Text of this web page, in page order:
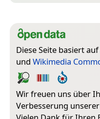
Diese Seite basiert auf
und Wikimedia
Wir freuen uns über
Verbesserung